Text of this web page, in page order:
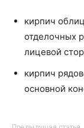
кирпич
отделочных
лицевой
кирпич
основной